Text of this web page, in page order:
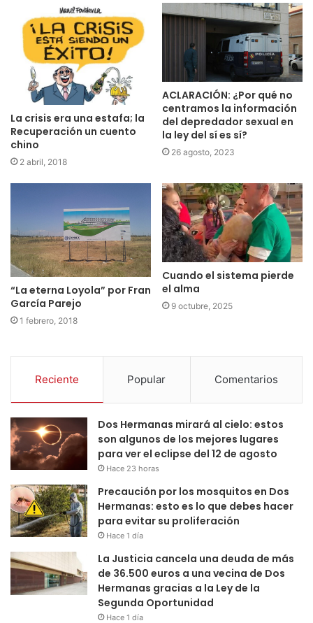
La crisis era una estafa; la
Recuperación un cuento
chino
2 abril, 2018
ACLARACIÓN: ¿Por qué no
centramos la información
del depredador sexual en
la ley del sí es sí?
26 agosto, 2023
“La eterna Loyola” por Fran
García Parejo
1 febrero, 2018
Cuando el sistema pierde
el alma
9 octubre, 2025
Reciente Popular Comentarios
Dos Hermanas mirará al cielo: estos
son algunos de los mejores lugares
para ver el eclipse del 12 de agosto
Hace 23 horas
Precaución por los mosquitos en Dos
Hermanas: esto es lo que debes hacer
para evitar su proliferación
Hace 1 día
La Justicia cancela una deuda de más
de 36.500 euros a una vecina de Dos
Hermanas gracias a la Ley de la
Segunda Oportunidad
Hace 1 día